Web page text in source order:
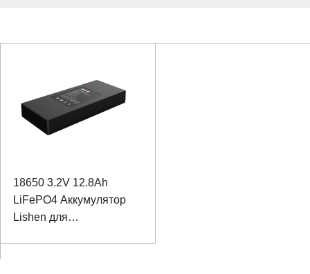
18650 3.2V 12.8Ah
LiFePO4 Аккумулятор
Lishen для